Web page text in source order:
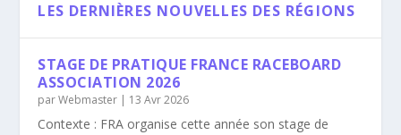
LES DERNIÈRES NOUVELLES DES RÉGIONS
STAGE DE PRATIQUE FRANCE RACEBOARD
ASSOCIATION 2026
parWebmaster | 13 Avr 2026
Contexte : FRA organise cette année son stage de